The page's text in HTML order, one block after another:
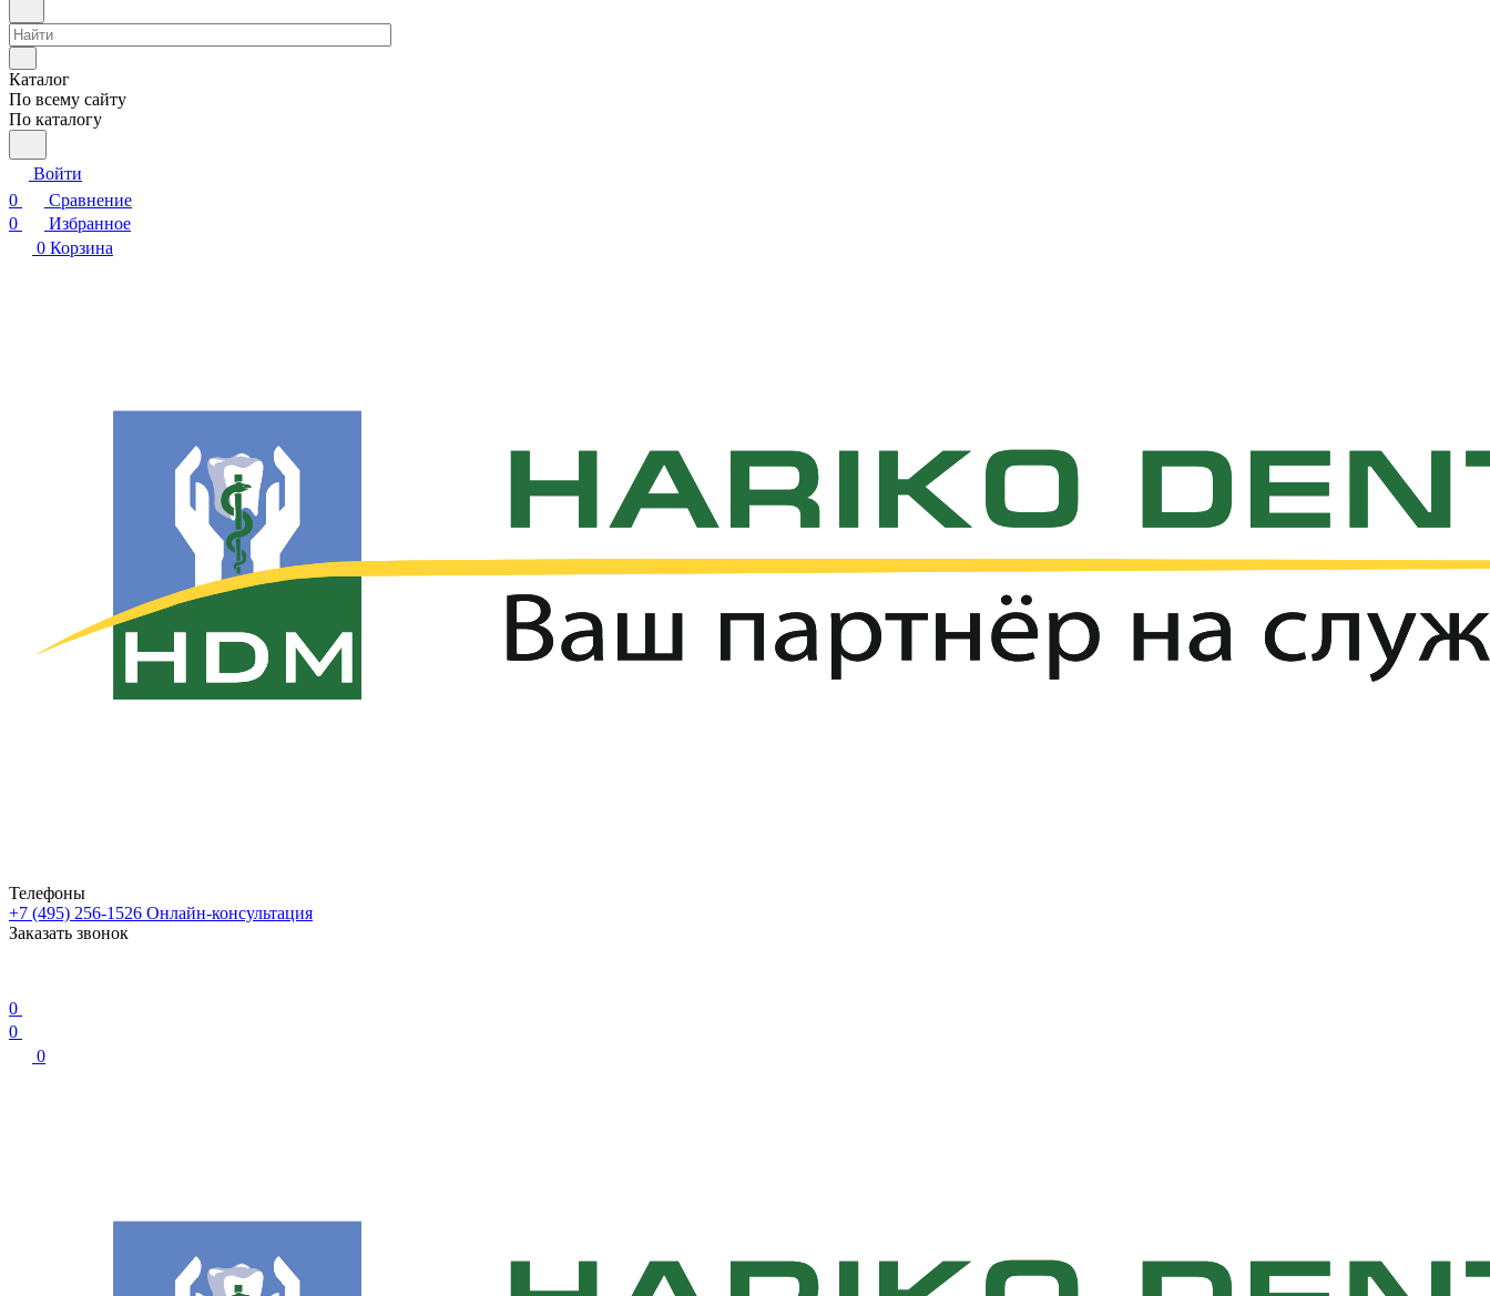
Каталог
По всему сайту
По каталогу
Войти
0
Сравнение
0
Избранное
0 Корзина
Телефоны
+7 (495) 256-1526 Онлайн-консультация
Заказать звонок
0
0
0